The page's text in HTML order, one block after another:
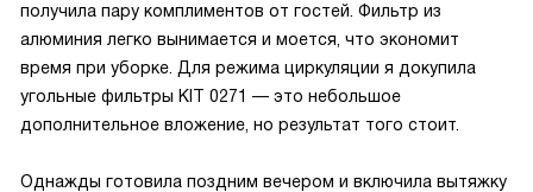
получила пару комплиментов от гостей. Фильтр из
алюминия легко вынимается и моется, что экономит
время при уборке. Для режима циркуляции я докупила
угольные фильтры KIT 0271 — это небольшое
дополнительное вложение, но результат того стоит.
Однажды готовила поздним вечером и включила вытяжку